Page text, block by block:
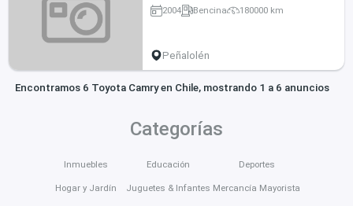
2004 Bencina 180000 km
Peñalolén
Encontramos 6 Toyota Camry en Chile, mostrando 1 a 6 anuncios
Categorías
Inmuebles
Hogar y Jardín
Educación
Juguetes & Infantes
Deportes
Mercancía Mayorista